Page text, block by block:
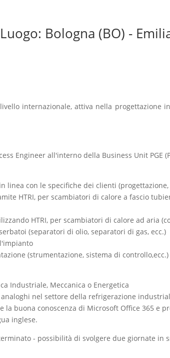
Bologna (BO) -
internazionale, attiva nella
Engineer all'interno della Business Unit PGE
linea con le specifiche dei clienti
HTRI, per scambiatori di calore a fascio
HTRI, per scambiatori di calore ad aria
(separatori di olio, separatori di gas, ecc.)
(strumentazione, sistema di controllo,ecc.)
Industriale, Meccanica o Energetica
nel settore della refrigerazione
buona conoscenza di Microsoft Office 365 e
inglese.
- possibilità di svolgere due giornate